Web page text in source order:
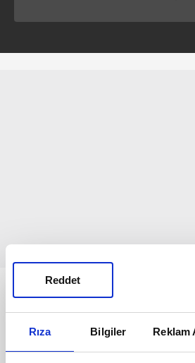
Rıza Bilgiler Reklam
Reddet
Bunlar da Var